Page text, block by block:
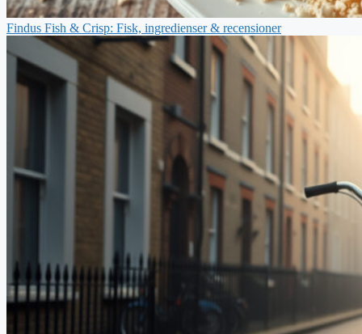
Findus Fish & Crisp: Fisk, ingredienser & recensioner